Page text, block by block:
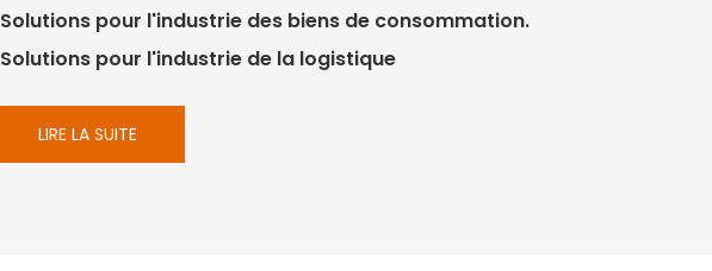
Solutions pour l'industrie des biens de consommation.
Solutions pour l'industrie de la logistique
LIRE LA SUITE